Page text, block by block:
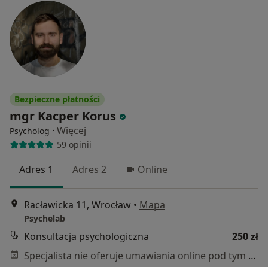
Bezpieczne płatności
mgr Kacper Korus
Psycholog · Więcej
59 opinii
Adres 1 Adres 2 Online
Racławicka 11, Wrocław • Mapa
Psychelab
Konsultacja psychologiczna
250 zł
Specjalista nie oferuje umawiania online pod tym adresem.